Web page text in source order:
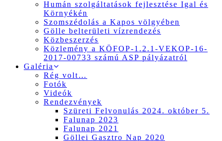
Humán szolgáltatások fejlesztése Igal és
Környékén
Szomszédolás a Kapos völgyében
Gölle belterületi vízrendezés
Közbeszerzés
Közlemény a KÖFOP-1.2.1-VEKOP-16-
2017-00733 számú ASP pályázatról
Galéria
Rég volt…
Fotók
Videók
Rendezvények
Szüreti Felvonulás 2024. október 5.
Falunap 2023
Falunap 2021
Göllei Gasztro Nap 2020